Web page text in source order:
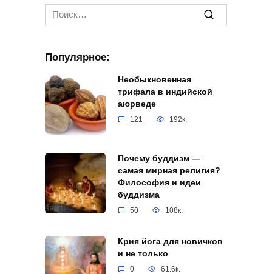
Search
for:
Популярное:
Необыкновенная
трифала в индийской
аюрведе
121 192к.
Почему буддизм —
самая мирная религия?
Философия и идеи
буддизма
50 108к.
Крия йога для новичков
и не только
0 61.6к.